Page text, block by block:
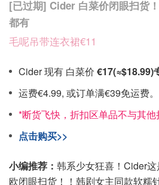
[已过期] Cider 白菜价闭眼扫货
都有
毛呢吊带连衣裙€11
Cider 现有 白菜价 €17(≈$18.99)
运费€4.99, 或订单满€39免运费。
*断货飞快，折扣区单品不与其他
点击购买>>
小编推荐： 韩系少女狂喜！Cider
欧闭眼扫货！！韩剧女主同款软糯